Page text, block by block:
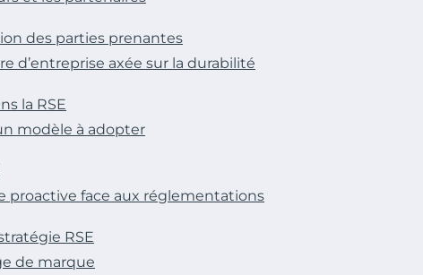
des parties prenantes
d’entreprise axée sur la durabilité
la RSE
modèle à adopter
proactive face aux réglementations
RSE
de marque